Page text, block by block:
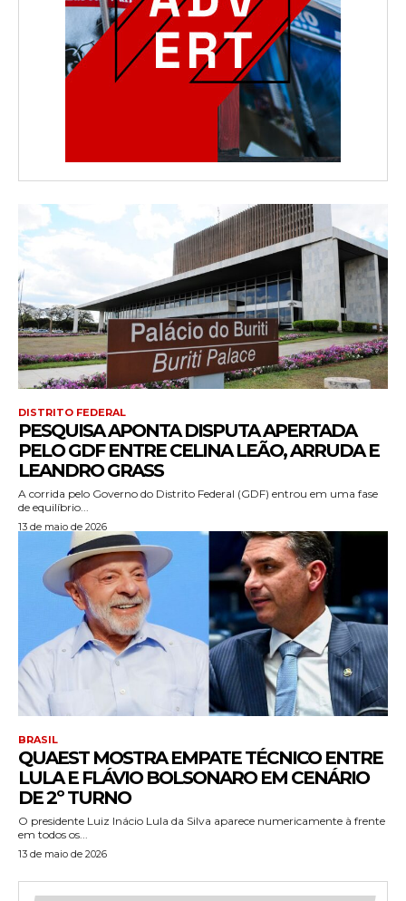
DISTRITO FEDERAL
PESQUISA APONTA DISPUTA APERTADA
PELO GDF ENTRE CELINA LEÃO, ARRUDA E
LEANDRO GRASS
A corrida pelo Governo do Distrito Federal (GDF) entrou em uma fase
de equilíbrio...
13 de maio de 2026
BRASIL
QUAEST MOSTRA EMPATE TÉCNICO ENTRE
LULA E FLÁVIO BOLSONARO EM CENÁRIO
DE 2º TURNO
O presidente Luiz Inácio Lula da Silva aparece numericamente à frente
em todos os...
13 de maio de 2026